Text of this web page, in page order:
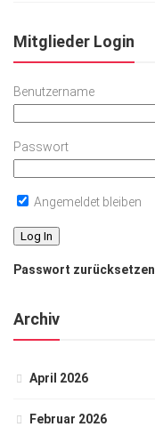
Mitglieder Login
Benutzername
Passwort
Angemeldet bleiben
Passwort zurücksetzen
Archiv
April 2026
Februar 2026